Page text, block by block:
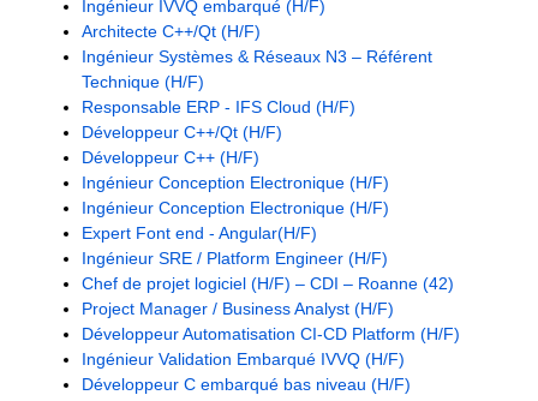
Ingénieur IVVQ embarqué (H/F)
Architecte C++/Qt (H/F)
Ingénieur Systèmes & Réseaux N3 – Référent
Technique (H/F)
Responsable ERP - IFS Cloud (H/F)
Développeur C++/Qt (H/F)
Développeur C++ (H/F)
Ingénieur Conception Electronique (H/F)
Ingénieur Conception Electronique (H/F)
Expert Font end - Angular(H/F)
Ingénieur SRE / Platform Engineer (H/F)
Chef de projet logiciel (H/F) – CDI – Roanne (42)
Project Manager / Business Analyst (H/F)
Développeur Automatisation CI-CD Platform (H/F)
Ingénieur Validation Embarqué IVVQ (H/F)
Développeur C embarqué bas niveau (H/F)